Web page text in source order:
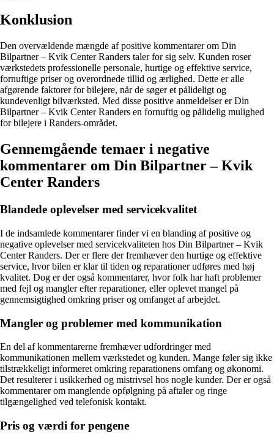
Konklusion
Den overvældende mængde af positive kommentarer om Din
Bilpartner – Kvik Center Randers taler for sig selv. Kunden roser
værkstedets professionelle personale, hurtige og effektive service,
fornuftige priser og overordnede tillid og ærlighed. Dette er alle
afgørende faktorer for bilejere, når de søger et pålideligt og
kundevenligt bilværksted. Med disse positive anmeldelser er Din
Bilpartner – Kvik Center Randers en fornuftig og pålidelig mulighed
for bilejere i Randers-området.
Gennemgående temaer i negative
kommentarer om Din Bilpartner – Kvik
Center Randers
Blandede oplevelser med servicekvalitet
I de indsamlede kommentarer finder vi en blanding af positive og
negative oplevelser med servicekvaliteten hos Din Bilpartner – Kvik
Center Randers. Der er flere der fremhæver den hurtige og effektive
service, hvor bilen er klar til tiden og reparationer udføres med høj
kvalitet. Dog er der også kommentarer, hvor folk har haft problemer
med fejl og mangler efter reparationer, eller oplevet mangel på
gennemsigtighed omkring priser og omfanget af arbejdet.
Mangler og problemer med kommunikation
En del af kommentarerne fremhæver udfordringer med
kommunikationen mellem værkstedet og kunden. Mange føler sig ikke
tilstrækkeligt informeret omkring reparationens omfang og økonomi.
Det resulterer i usikkerhed og mistrivsel hos nogle kunder. Der er også
kommentarer om manglende opfølgning på aftaler og ringe
tilgængelighed ved telefonisk kontakt.
Pris og værdi for pengene